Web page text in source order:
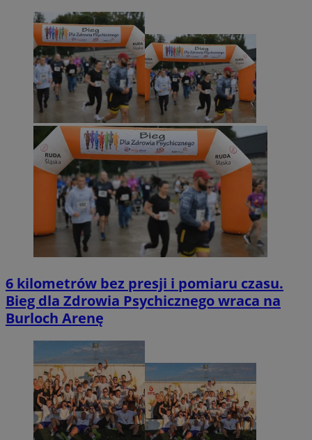
6 kilometrów bez presji i pomiaru czasu.
Bieg dla Zdrowia Psychicznego wraca na
Burloch Arenę